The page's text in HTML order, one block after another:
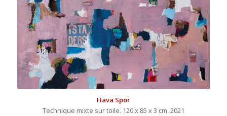
Hava Spor
Technique mixte sur toile. 120 x 85 x 3 cm. 2021